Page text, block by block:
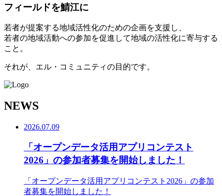
フィールドを鯖江に
若者が提案する地域活性化のための企画を支援し、
若者の地域活動への参加を促進して地域の活性化に寄与する
こと。
それが、エル・コミュニティの目的です。
NEWS
2026.07.09
「オープンデータ活用アプリコンテスト
2026」の参加者募集を開始しました！
「オープンデータ活用アプリコンテスト2026」の参加
者募集を開始しました！